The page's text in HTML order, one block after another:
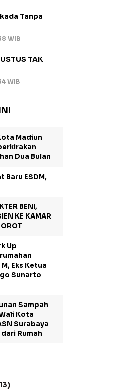
Tanpa
WIB
TAK
WIB
Madiun
Dua Bulan
Baru ESDM,
BENI,
KE KAMAR
Up
Eks Ketua
Sunarto
Sampah
Kota
Surabaya
Rumah